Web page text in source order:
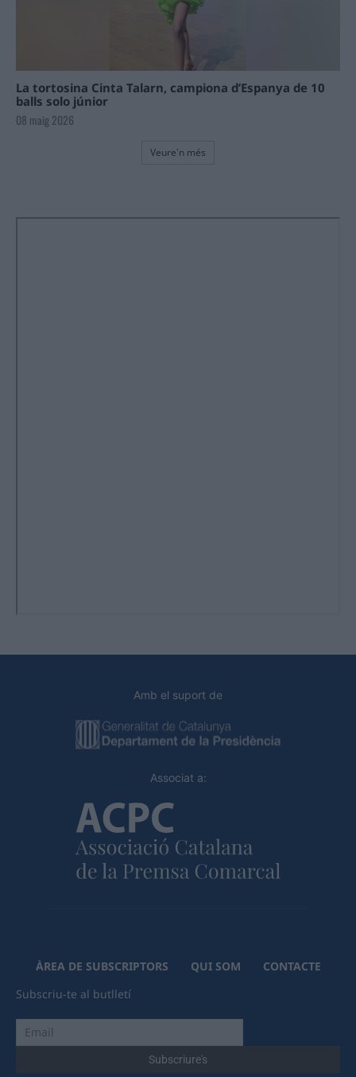
La tortosina Cinta Talarn, campiona d’Espanya de 10
balls solo júnior
08 maig 2026
Veure'n més
Amb el suport de
Associat a:
ÀREA DE SUBSCRIPTORS QUI SOM
CONTACTE
Subscriu-te al butlletí